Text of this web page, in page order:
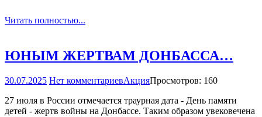
Читать полностью...
ЮНЫМ ЖЕРТВАМ ДОНБАССА…
30.07.2025 Нет комментариевАкцияПросмотров: 160
27 июля в России отмечается траурная дата - День памяти
детей - жертв войны на Донбассе. Таким образом увековечена